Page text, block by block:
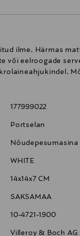
ilme. Härmas
või eelroogade
177999022
Portselan
WHITE
14x14x7 CM
SAKSAMAA
10-4721-1900
Villeroy & Boch AG